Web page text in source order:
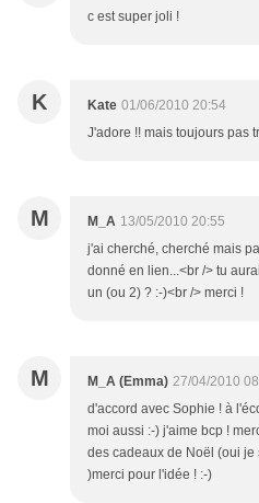
c est super joli !
K Kate 01/06/2010 20:54
J'adore !! mais toujours pas
M M_A 13/05/2010 20:55
j'ai cherché, cherché mais
donné en lien...<br /> tu
un (ou 2) ? :-)<br /> merci !
M M_A (Emma) 27/04/2010
d'accord avec Sophie ! à
moi aussi :-) j'aime bcp !
des cadeaux de Noël (oui
)merci pour l'idée ! :-)